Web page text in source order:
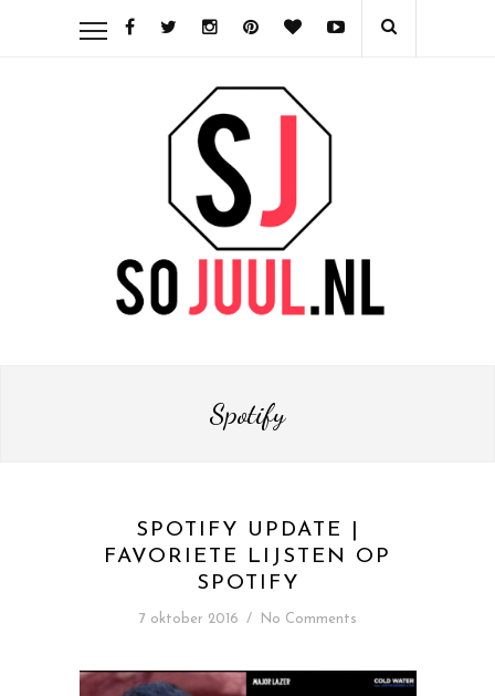
Spotify
SPOTIFY UPDATE |
FAVORIETE LIJSTEN OP
SPOTIFY
7 oktober 2016 / No Comments